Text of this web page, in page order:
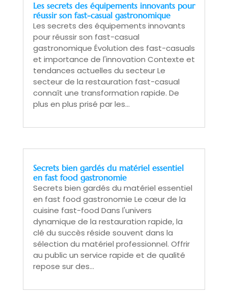
Les secrets des équipements innovants pour
réussir son fast-casual gastronomique
Les secrets des équipements innovants
pour réussir son fast-casual
gastronomique Évolution des fast-casuals
et importance de l'innovation Contexte et
tendances actuelles du secteur Le
secteur de la restauration fast-casual
connaît une transformation rapide. De
plus en plus prisé par les...
Secrets bien gardés du matériel essentiel
en fast food gastronomie
Secrets bien gardés du matériel essentiel
en fast food gastronomie Le cœur de la
cuisine fast-food Dans l'univers
dynamique de la restauration rapide, la
clé du succès réside souvent dans la
sélection du matériel professionnel. Offrir
au public un service rapide et de qualité
repose sur des...